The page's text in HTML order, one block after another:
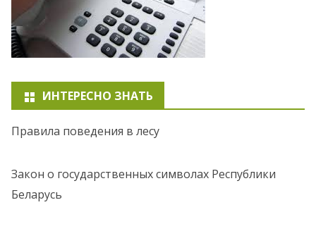
ИНТЕРЕСНО ЗНАТЬ
Правила поведения в лесу
Закон о государственных символах Республики
Беларусь